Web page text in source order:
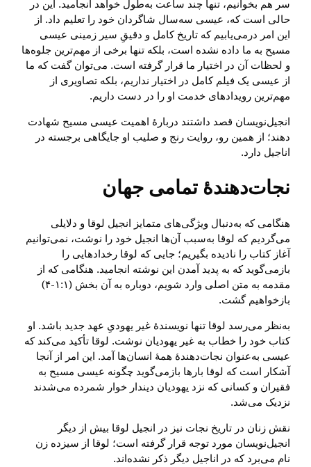
سر هم بخوانیم، تنها چند ساعت به‌طول خواهد انجامید. این در
حالی است که، عیسی سه‌سال شاگردان خود را تعلیم داد. از
این امر درمی‌یابیم که تاریخ کامل و دقیقِ سیر زمینی عیسی
مسیح به ما داده نشده است، بلکه تنها برخی از مهم‌ترین جلوه‌ها
و لحظات آن در اختیار ما قرار گرفته است. می‌توان گفت که ما
از عیسی یک فیلم کامل در اختیار نداریم، بلکه تصاویری از
مهم‌ترین رویدادهای خدمت او را در دست داریم.
انجیل‌نویسان قصد داشتند دربارهٔ اهمیت عیسی مسیح شهادت
دهند؛ از همین رو، روایت رنج و صلیب او جایگاهی برجسته در
اناجیل دارد.
نجات‌دهندهٔ تمامی جهان
هنگامی که به‌دنبال ویژگی‌های متمایز انجیل لوقا و دلایلی
می‌گردیم که لوقا به‌سبب آن‌ها انجیل خود را نوشت، نمی‌توانیم
آغاز کتاب را نادیده بگیریم؛ جایی که لوقا رخدادهایی را
بازمی‌گوید که به پدید آمدن این نوشته انجامید. هنگامی که از
مقدمه به متن اصلی وارد شویم، دوباره به آن بخش (۱:۱-۴)
بازخواهیم گشت.
به‌نظر می‌رسد لوقا تنها نویسندهٔ غیر یهودیِ عهد جدید باشد. او
کتاب خود را خطاب به غیر یهودیان نوشت. لوقا تأکید می‌کند که
عیسی به‌عنوان نجات‌دهندهٔ همهٔ انسان‌ها آمد. این امر از آنجا
آشکار است که لوقا بارها بازمی‌گوید چگونه عیسی مسیح به
فقیران و کسانی که نزد یهودیان دیندار خوار شمرده می‌شدند
نزدیک می‌شد.
نقش زنان در تاریخ نجات نیز در انجیل لوقا بیش از دیگر
انجیل‌نویسان مورد توجه قرار گرفته است؛ لوقا از سیزده زن
نام می‌برد که در اناجیل دیگر ذکر نشده‌اند.